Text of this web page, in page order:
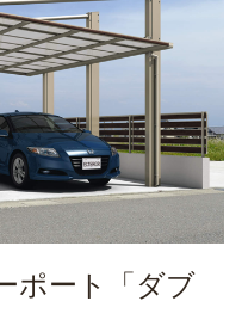
ポート「ダブ